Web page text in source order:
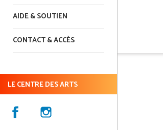
AIDE & SOUTIEN
CONTACT & ACCÈS
LE CENTRE DES ARTS